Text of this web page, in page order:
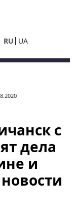
RU UA
с
дела
и